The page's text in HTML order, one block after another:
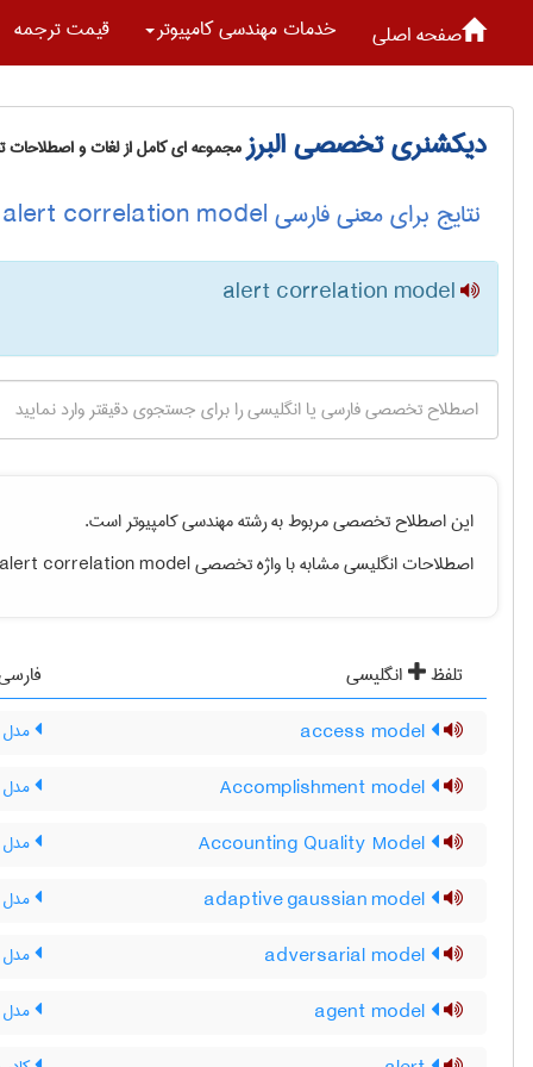
صفحه اصلی خدمات مهندسی كامپيوتر قیمت ترجمه
دیکشنری تخصصی البرزمجموعه ای کامل از لغات و
نتایج برای معنی فارسی alert correlation model
alert correlation model
این اصطلاح تخصصی مربوط به رشتهمهندسی كامپيوتراست.
اصطلاحات انگلیسی مشابه با واژه تخصصیalert correlation model
تلفظ انگلیسی
مدل
مدل
مدل
مدل
مدل
مدل